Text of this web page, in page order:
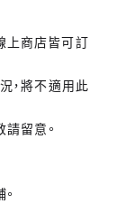
商店皆可訂
，將不適用此
留意。